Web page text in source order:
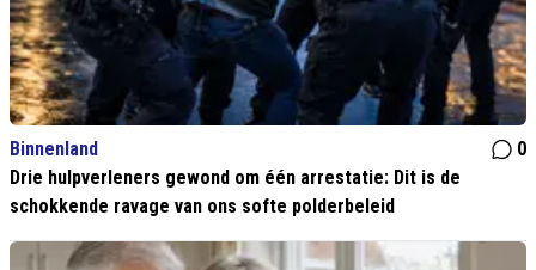
Binnenland
0
Drie hulpverleners gewond om één arrestatie: Dit is de
schokkende ravage van ons softe polderbeleid